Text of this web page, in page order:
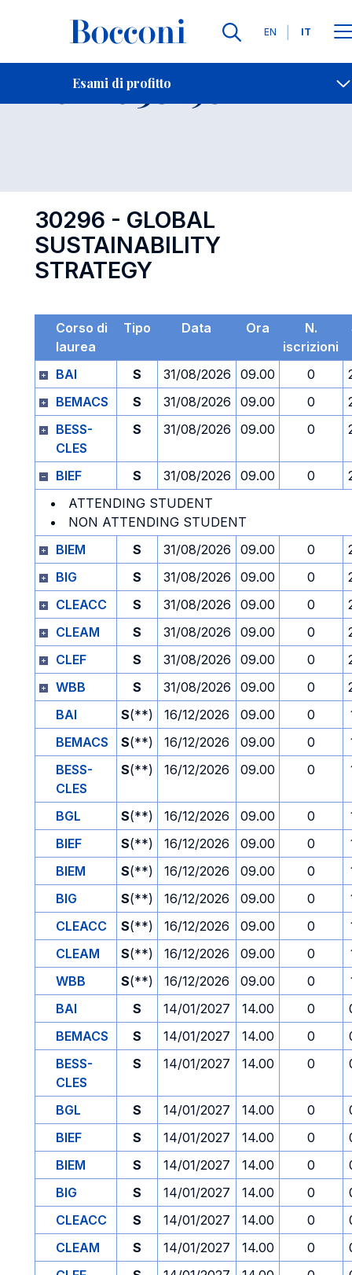
Lingue
EN IT
Esami di profitto
Contatti
Esame 30296 Open
30296 - GLOBAL
SUSTAINABILITY
STRATEGY
Corso di
laurea
Tipo Data Ora
N.
iscrizioni
BAI S 31/08/2026 09.00 0
BEMACS
S 31/08/2026 09.00 0
BESS-
CLES
S 31/08/2026 09.00 0
BIEF S 31/08/2026 09.00 0
ATTENDING STUDENT
NON ATTENDING STUDENT
BIEM
S 31/08/2026 09.00 0
BIG
S 31/08/2026 09.00 0
CLEACC
S 31/08/2026 09.00 0
CLEAM
S 31/08/2026 09.00 0
CLEF
S 31/08/2026 09.00 0
WBB
S 31/08/2026 09.00 0
BAI
S(**) 16/12/2026 09.00 0
BEMACS
S(**) 16/12/2026 09.00 0
BESS-
CLES
S(**) 16/12/2026 09.00 0
BGL S(**) 16/12/2026 09.00 0
BIEF
S(**) 16/12/2026 09.00 0
BIEM
S(**) 16/12/2026 09.00 0
BIG
S(**) 16/12/2026 09.00 0
CLEACC
S(**) 16/12/2026 09.00 0
CLEAM
S(**) 16/12/2026 09.00 0
WBB
S(**) 16/12/2026 09.00 0
BAI
S 14/01/2027 14.00 0
BEMACS
S 14/01/2027 14.00 0
BESS-
CLES
S 14/01/2027 14.00 0
BGL S 14/01/2027 14.00 0
BIEF
S 14/01/2027 14.00 0
BIEM
S 14/01/2027 14.00 0
BIG
S 14/01/2027 14.00 0
CLEACC
S 14/01/2027 14.00 0
CLEAM
S 14/01/2027 14.00 0